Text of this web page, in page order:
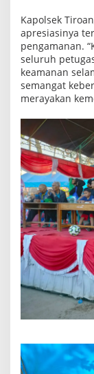
Kapolsek
apresiasinya
pengamanan.
seluruh
keamanan
semangat
merayakan